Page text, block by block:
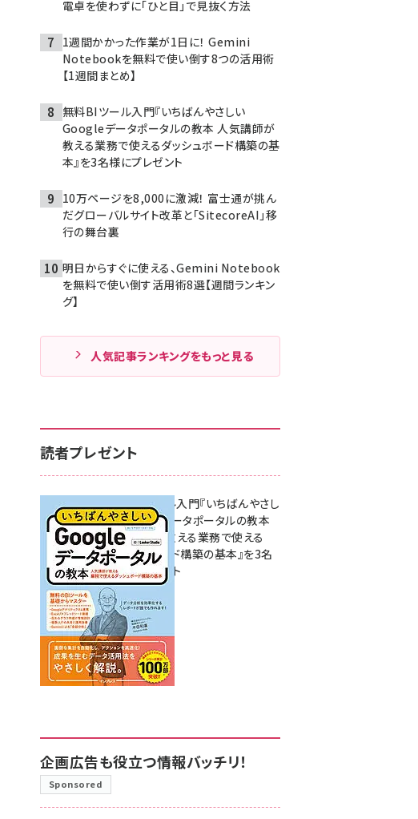
電卓を使わずに「ひと目」で見抜く方法
1週間かかった作業が1日に！ Gemini
Notebookを無料で使い倒す8つの活用術
【1週間まとめ】
無料BIツール入門『いちばんやさしい
Googleデータポータルの教本 人気講師が
教える業務で使えるダッシュボード構築の基
本』を3名様にプレゼント
10万ページを8,000に激減！ 富士通が挑ん
だグローバルサイト改革と「SitecoreAI」移
行の舞台裏
明日からすぐに使える、Gemini Notebook
を無料で使い倒す活用術8選【週間ランキン
グ】
人気記事ランキングをもっと見る
読者プレゼント
無料BIツール入門『いちばんやさし
いGoogleデータポータルの教本
人気講師が教える業務で使える
ダッシュボード構築の基本』を3名
様にプレゼント
7月31日 10:00
企画広告も役立つ情報バッチリ！
Sponsored